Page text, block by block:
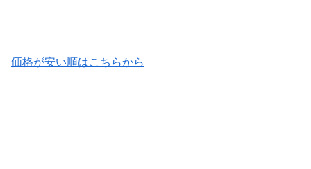
価格が安い順はこちらから